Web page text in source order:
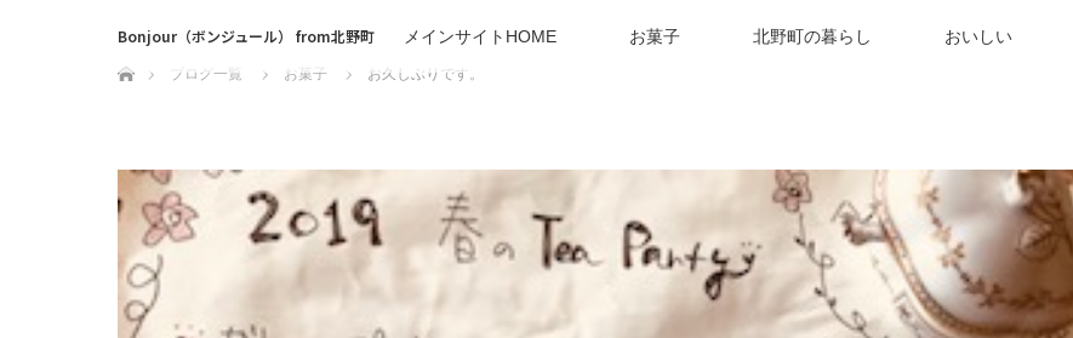
Bonjour（ボンジュール） from北野町 メインサイトHOME お菓子 北野町の暮らし おいしい
ホーム
ブログ一覧
お菓子 お久しぶりです。